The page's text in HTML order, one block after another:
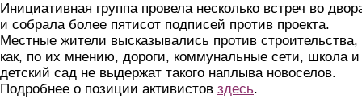
Инициативная группа провела несколько встреч во
и собрала более пятисот подписей против проекта.
Местные жители высказывались против строительства,
как, по их мнению, дороги, коммунальные сети, школа и
детский сад не выдержат такого наплыва новоселов.
Подробнее о позиции активистов здесь.